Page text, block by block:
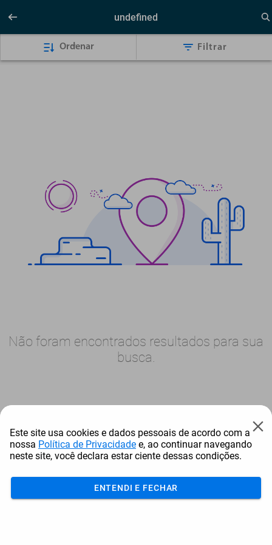
undefined
Ordenar Filtrar
Não foram encontrados resultados para sua
busca.
Este site usa cookies e dados pessoais de acordo com a
nossa Política de Privacidade e, ao continuar navegando
neste site, você declara estar ciente dessas condições.
ENTENDI E FECHAR